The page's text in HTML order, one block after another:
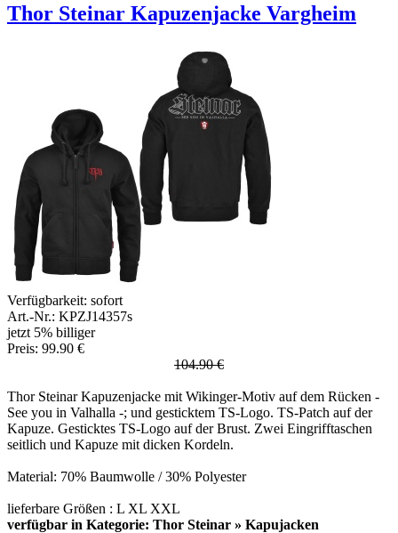
Thor Steinar Kapuzenjacke Vargheim
Verfügbarkeit: sofort
Art.-Nr.: KPZJ14357s
jetzt 5% billiger
Preis: 99.90 €
104.90 €
Thor Steinar Kapuzenjacke mit Wikinger-Motiv auf dem Rücken -
See you in Valhalla -; und gesticktem TS-Logo. TS-Patch auf der
Kapuze. Gesticktes TS-Logo auf der Brust. Zwei Eingrifftaschen
seitlich und Kapuze mit dicken Kordeln.
Material: 70% Baumwolle / 30% Polyester
lieferbare Größen : L XL XXL
verfügbar in Kategorie: Thor Steinar » Kapujacken